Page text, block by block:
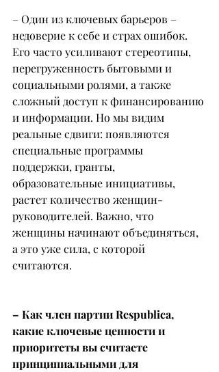
– Один из ключевых барьеров –
недоверие к себе и страх ошибок.
Его часто усиливают стереотипы,
перегруженность бытовыми и
социальными ролями, а также
сложный доступ к финансированию
и информации. Но мы видим
реальные сдвиги: появляются
специальные программы
поддержки, гранты,
образовательные инициативы,
растет количество женщин-
руководителей. Важно, что
женщины начинают объединяться,
а это уже сила, с которой
считаются.
– Как член партии Respublica,
какие ключевые ценности и
приоритеты вы считаете
принципиальными для